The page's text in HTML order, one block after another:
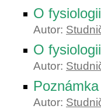
O
Autor:
O
Autor:
Autor: